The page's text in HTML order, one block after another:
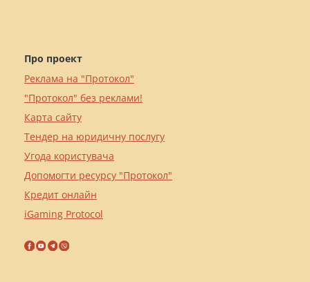
Про проект
Реклама на "Протокол"
"Протокол" без реклами!
Карта сайту
Тендер на юридичну послугу
Угода користувача
Допомогти ресурсу "Протокол"
Кредит онлайн
iGaming Protocol